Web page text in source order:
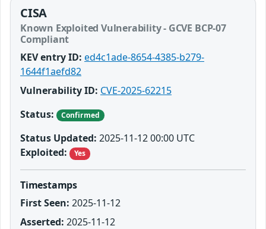
CISA
Known Exploited Vulnerability - GCVE BCP-07
Compliant
KEV entry ID: ed4c1ade-8654-4385-b279-
1644f1aefd82
Vulnerability ID: CVE-2025-62215
Status:
Confirmed
Status Updated: 2025-11-12 00:00 UTC
Exploited:
Yes
Timestamps
First Seen: 2025-11-12
Asserted: 2025-11-12